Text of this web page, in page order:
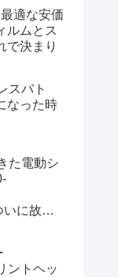
適な安価
ルムとス
で決まり
スバト
なった時
た電動シ
に故障
ントヘッ